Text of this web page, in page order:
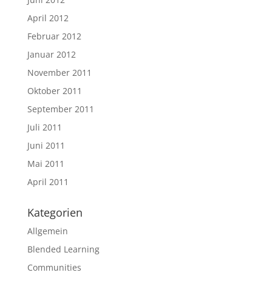
April 2012
Februar 2012
Januar 2012
November 2011
Oktober 2011
September 2011
Juli 2011
Juni 2011
Mai 2011
April 2011
Kategorien
Allgemein
Blended Learning
Communities